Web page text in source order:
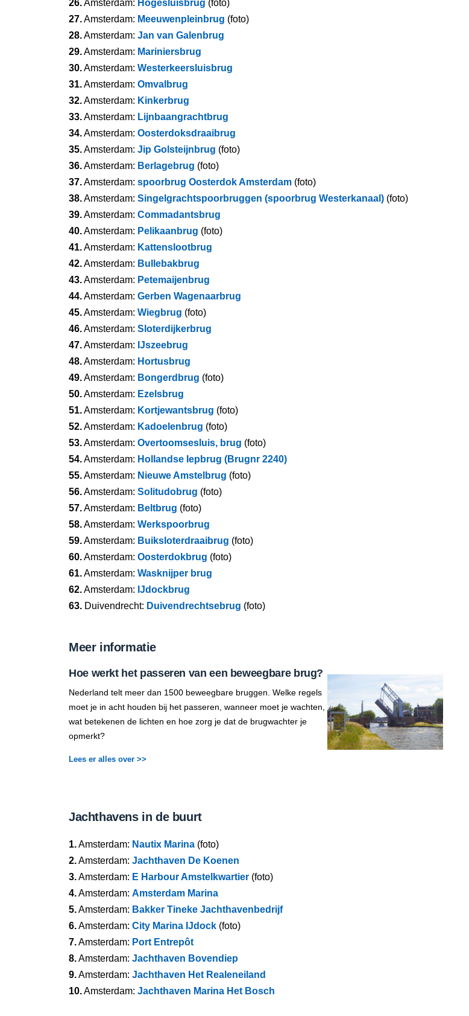
26.Amsterdam: Hogesluisbrug (foto)
27.Amsterdam: Meeuwenpleinbrug (foto)
28.Amsterdam: Jan van Galenbrug
29.Amsterdam: Mariniersbrug
30.Amsterdam: Westerkeersluisbrug
31.Amsterdam: Omvalbrug
32.Amsterdam: Kinkerbrug
33.Amsterdam: Lijnbaangrachtbrug
34.Amsterdam: Oosterdoksdraaibrug
35.Amsterdam: Jip Golsteijnbrug (foto)
36.Amsterdam: Berlagebrug (foto)
37.Amsterdam: spoorbrug Oosterdok Amsterdam (foto)
38.Amsterdam: Singelgrachtspoorbruggen (spoorbrug Westerkanaal) (foto)
39.Amsterdam: Commadantsbrug
40.Amsterdam: Pelikaanbrug (foto)
41.Amsterdam: Kattenslootbrug
42.Amsterdam: Bullebakbrug
43.Amsterdam: Petemaijenbrug
44.Amsterdam: Gerben Wagenaarbrug
45.Amsterdam: Wiegbrug (foto)
46.Amsterdam: Sloterdijkerbrug
47.Amsterdam: IJszeebrug
48.Amsterdam: Hortusbrug
49.Amsterdam: Bongerdbrug (foto)
50.Amsterdam: Ezelsbrug
51.Amsterdam: Kortjewantsbrug (foto)
52.Amsterdam: Kadoelenbrug (foto)
53.Amsterdam: Overtoomsesluis, brug (foto)
54.Amsterdam: Hollandse Iepbrug (Brugnr 2240)
55.Amsterdam: Nieuwe Amstelbrug (foto)
56.Amsterdam: Solitudobrug (foto)
57.Amsterdam: Beltbrug (foto)
58.Amsterdam: Werkspoorbrug
59.Amsterdam: Buiksloterdraaibrug (foto)
60.Amsterdam: Oosterdokbrug (foto)
61.Amsterdam: Wasknijper brug
62.Amsterdam: IJdockbrug
63. Duivendrecht: Duivendrechtsebrug (foto)
Meer informatie
Hoe werkt het passeren van een beweegbare brug?
Nederland telt meer dan 1500 beweegbare bruggen. Welke regels
moet je in acht houden bij het passeren, wanneer moet je wachten,
wat betekenen de lichten en hoe zorg je dat de brugwachter je
opmerkt?
Lees er alles over >>
Jachthavens in de buurt
1.Amsterdam: Nautix Marina (foto)
2.Amsterdam: Jachthaven De Koenen
3.Amsterdam: E Harbour Amstelkwartier (foto)
4.Amsterdam: Amsterdam Marina
5.Amsterdam: Bakker Tineke Jachthavenbedrijf
6.Amsterdam: City Marina IJdock (foto)
7.Amsterdam: Port Entrepôt
8.Amsterdam: Jachthaven Bovendiep
9.Amsterdam: Jachthaven Het Realeneiland
10.Amsterdam: Jachthaven Marina Het Bosch